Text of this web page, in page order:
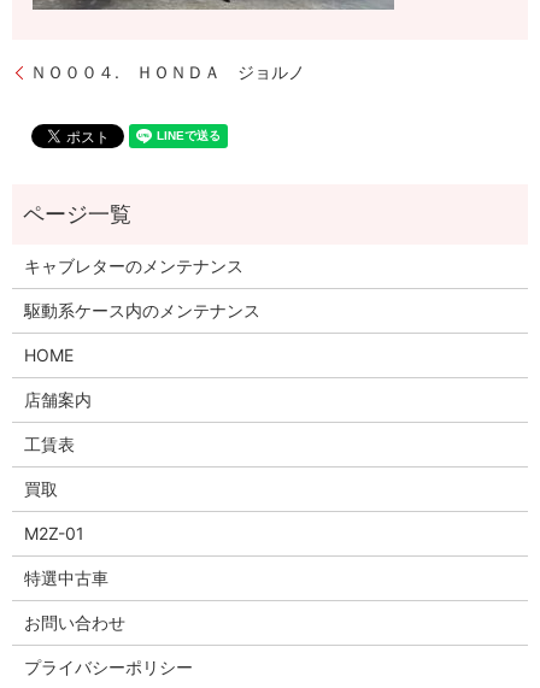
ＮＯ００４. ＨＯＮＤＡ ジョルノ
キャブレターのメンテナンス
駆動系ケース内のメンテナンス
HOME
店舗案内
工賃表
買取
M2Z-01
特選中古車
お問い合わせ
プライバシーポリシー